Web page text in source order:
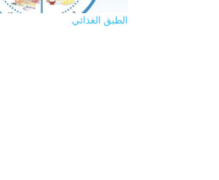
الطبق الغذائي